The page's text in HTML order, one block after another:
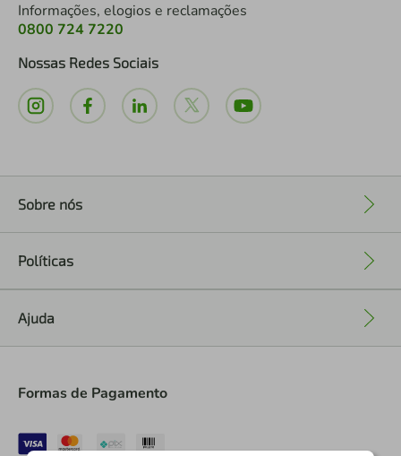
Informações, elogios e reclamações
0800 724 7220
Nossas Redes Sociais
Sobre nós
Políticas
Ajuda
Formas de Pagamento